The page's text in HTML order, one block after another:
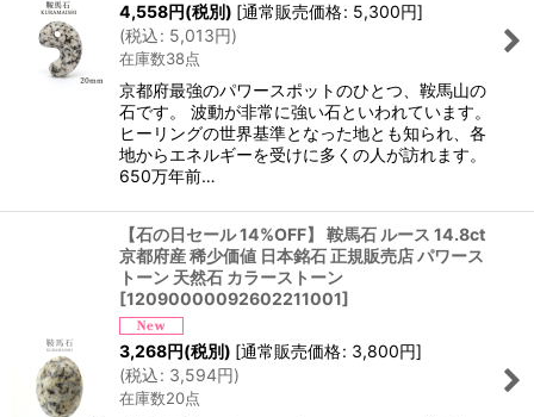
4,558円(税別) [通常販売価格: 5,300円]
(税込: 5,013円)
在庫数38点
京都府最強のパワースポットのひとつ、鞍馬山の
石です。 波動が非常に強い石といわれています。
ヒーリングの世界基準となった地とも知られ、各
地からエネルギーを受けに多くの人が訪れます。
650万年前…
【石の日セール 14%OFF】 鞍馬石 ルース 14.8ct
京都府産 稀少価値 日本銘石 正規販売店 パワース
トーン 天然石 カラーストーン
[12090000092602211001]
3,268円(税別) [通常販売価格: 3,800円]
(税込: 3,594円)
在庫数20点